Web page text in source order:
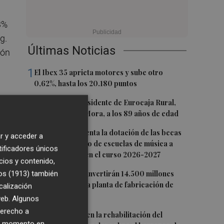
Últimas Noticias
1 El Ibex 35 aprieta motores y sube otro
0,62%, hasta los 20.180 puntos
Fallece el expresidente de Eurocaja Rural,
Andrés Gómez Mora, a los 89 años de edad
3CaixaBank aumenta la dotación de las becas
para el alumnado de escuelas de música a
275.000 euros en el curso 2026-2027
4Tesla y SpaceX invertirán 14.500 millones
para construir la planta de fabricación de
chips Terafab
5
L'Eliana avanza en la rehabilitación del
y acceder a
únicos
y contenido,
(1913) también
Algunos
a